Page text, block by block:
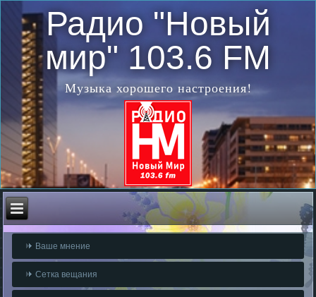
Радио "Новый
мир" 103.6 FM
Музыка хорошего настроения!
Ваше мнение
Сетка вещания